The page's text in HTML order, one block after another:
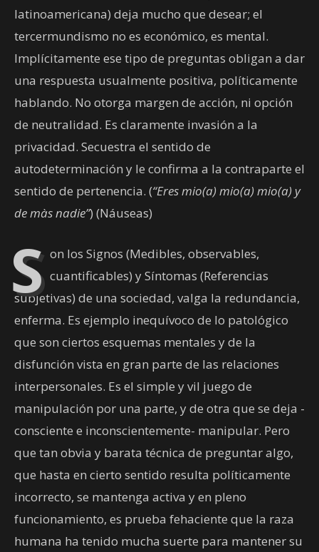
latinoamericana) deja mucho que desear; el
tercermundismo no es económico, es mental.
Implícitamente ese tipo de preguntas obligan a dar
una respuesta usualmente positiva, políticamente
hablando. No otorga margen de acción, ni opción
de neutralidad. Es claramente invasión a la
privacidad. Secuestra el sentido de
autodeterminación y le confirma a la contraparte el
sentido de pertenencia. (“Eres mio(a) mio(a) mio(a) y
de màs nadie”) (Náuseas)
S on los Signos (Medibles, observables,
cuantificables) y Síntomas (Referencias
subjetivas) de una sociedad, valga la redundancia,
enferma. Es ejemplo inequívoco de lo patológico
que son ciertos esquemas mentales y de la
disfunción vista en gran parte de las relaciones
interpersonales. Es el simple y vil juego de
manipulación por una parte, y de otra que se deja -
consciente e inconscientemente- manipular. Pero
que tan obvia y barata técnica de preguntar algo,
que hasta en cierto sentido resulta políticamente
incorrecto, se mantenga activa y en pleno
funcionamiento, es prueba fehaciente que la raza
humana ha tenido mucha suerte para mantener su